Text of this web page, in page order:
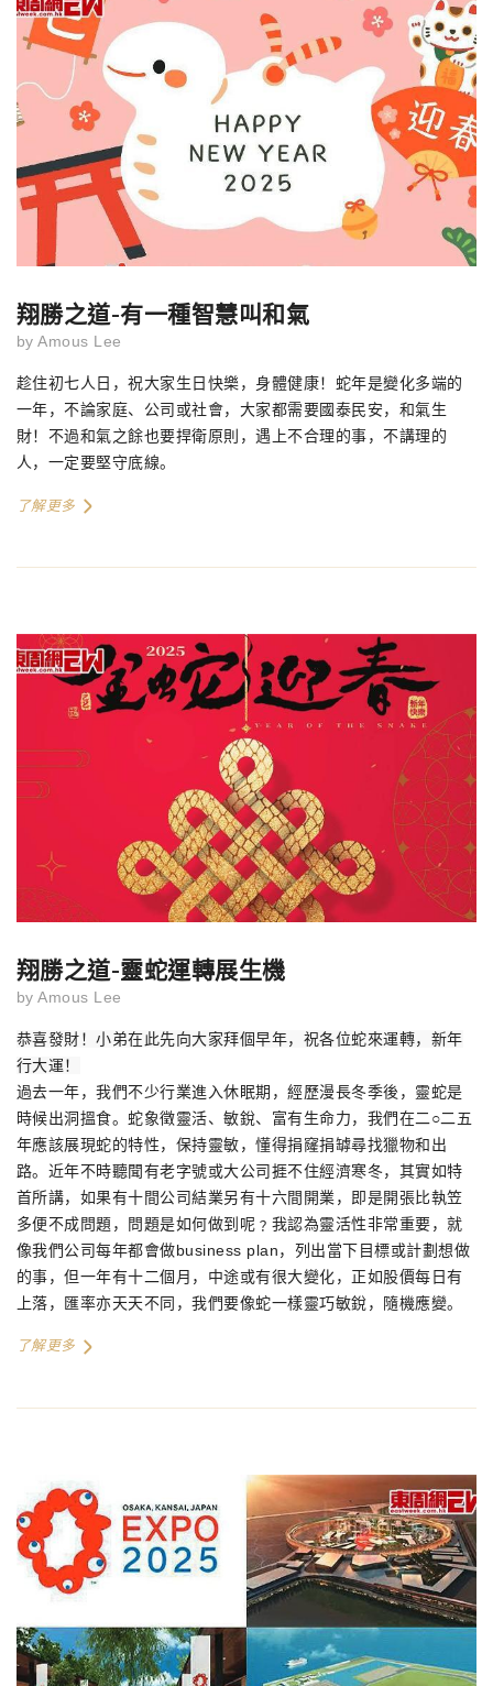
翔勝之道-有一種智慧叫和氣
by Amous Lee
趁住初七人日，祝大家生日快樂，身體健康！蛇年是變化多端的
一年，不論家庭、公司或社會，大家都需要國泰民安，和氣生
財！不過和氣之餘也要捍衛原則，遇上不合理的事，不講理的
人，一定要堅守底線。
了解更多
翔勝之道-靈蛇運轉展生機
by Amous Lee
恭喜發財！小弟在此先向大家拜個早年，祝各位蛇來運轉，新年
行大運！
過去一年，我們不少行業進入休眠期，經歷漫長冬季後，靈蛇是
時候出洞搵食。蛇象徵靈活、敏銳、富有生命力，我們在二 ○二五
年應該展現蛇的特性，保持靈敏，懂得捐窿捐罅尋找獵物和出
路。近年不時聽聞有老字號或大公司捱不住經濟寒冬，其實如特
首所講，如果有十間公司結業另有十六間開業，即是開張比執笠
多便不成問題，問題是如何做到呢﹖我認為靈活性非常重要，就
像我們公司每年都會做business plan，列出當下目標或計劃想做
的事，但一年有十二個月，中途或有很大變化，正如股價每日有
上落，匯率亦天天不同，我們要像蛇一樣靈巧敏銳，隨機應變。
了解更多